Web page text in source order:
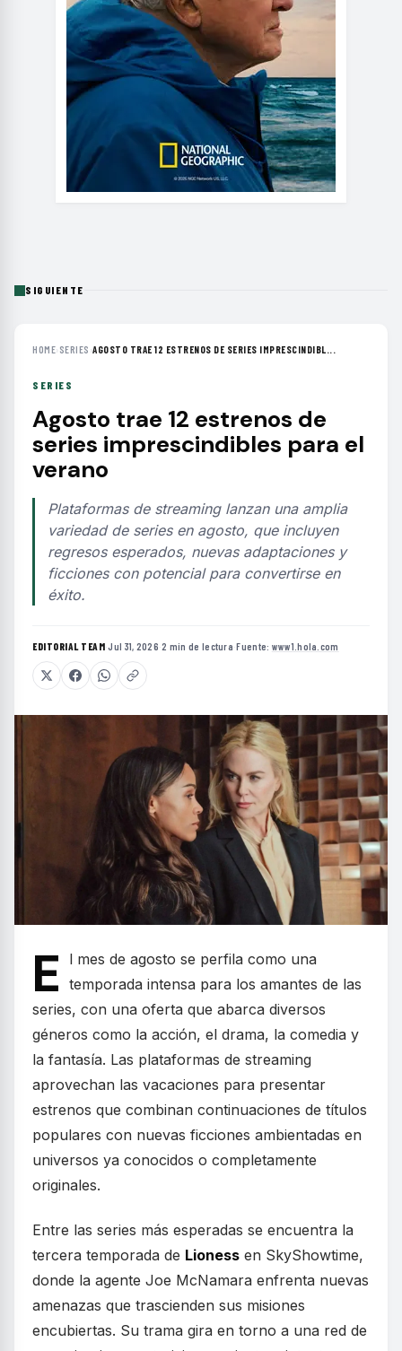
SIGUIENTE
HOME› SERIES ›AGOSTO TRAE 12 ESTRENOS DE SERIES IMPRESCINDIBL...
SERIES
Agosto trae 12 estrenos de
series imprescindibles para el
verano
Plataformas de streaming lanzan una amplia
variedad de series en agosto, que incluyen
regresos esperados, nuevas adaptaciones y
ficciones con potencial para convertirse en
éxito.
EDITORIAL TEAM·Jul 31, 2026·2 min de lectura·Fuente: www1.hola.com
E
l mes de agosto se perfila como una
temporada intensa para los amantes de las
series, con una oferta que abarca diversos
géneros como la acción, el drama, la comedia y
la fantasía. Las plataformas de streaming
aprovechan las vacaciones para presentar
estrenos que combinan continuaciones de títulos
populares con nuevas ficciones ambientadas en
universos ya conocidos o completamente
originales.
Entre las series más esperadas se encuentra la
tercera temporada de Lioness en SkyShowtime,
donde la agente Joe McNamara enfrenta nuevas
amenazas que trascienden sus misiones
encubiertas. Su trama gira en torno a una red de